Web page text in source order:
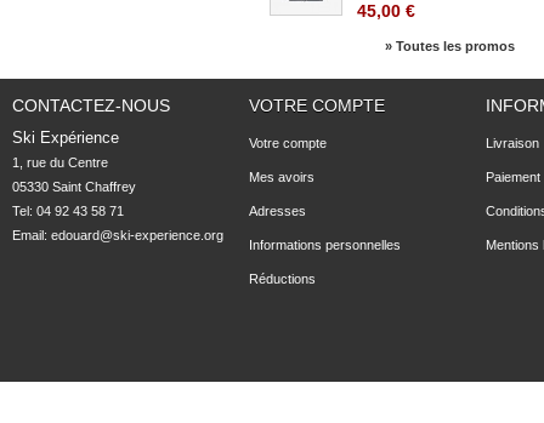
45,00 €
» Toutes les promos
CONTACTEZ-NOUS
Ski Expérience
1, rue du Centre
05330 Saint Chaffrey
Tel: 04 92 43 58 71
Email: edouard@ski-experience.org
VOTRE COMPTE
Votre compte
Mes avoirs
Adresses
Informations personnelles
Réductions
Livraison
Mentions